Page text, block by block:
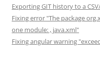
Exporting GIT history to a
Fixing error "The package
one module: , java.xml"
Fixing angular warning